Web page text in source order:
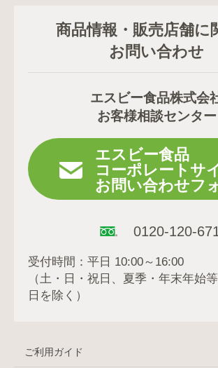
商品情報・販売店舗に
お問い合わせ
エスビー食品株式会
お客様相談センター
エスビー食品
コーポレートサ
お問い合わせフ
0120-120-
受付時間：平日 10:00～16:00
（土・日・祝日、夏季・年末年始
日を除く）
ご利用ガイド